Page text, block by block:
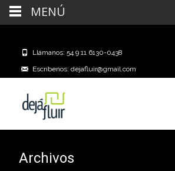
Llámanos: 54 9 11 6130-0438
Escríbenos: dejafluir@gmail.com
Archivos
MENÚ